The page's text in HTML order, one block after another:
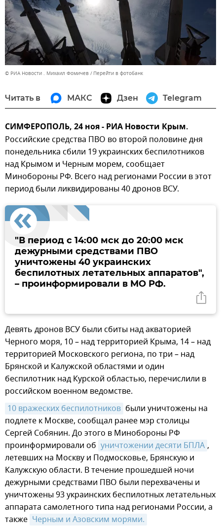
© РИА Новости . Михаил Фомичев Перейти в фотобанк
Читать в МАКС Дзен Telegram
СИМФЕРОПОЛЬ, 24 ноя - РИА Новости Крым.
Российские средства ПВО во второй половине дня
понедельника сбили 19 украинских беспилотников
над Крымом и Черным морем, сообщает
Минобороны РФ. Всего над регионами России в этот
период были ликвидированы 40 дронов ВСУ.
"В период с 14:00 мск до 20:00 мск
дежурными средствами ПВО
уничтожены 40 украинских
беспилотных летательных аппаратов",
– проинформировали в МО РФ.
Девять дронов ВСУ были сбиты над акваторией
Черного моря, 10 – над территорией Крыма, 14 – над
территорией Московского региона, по три – над
Брянской и Калужской областями и один
беспилотник над Курской областью, перечислили в
российском военном ведомстве.
10 вражеских беспилотников были уничтожены на
подлете к Москве, сообщал ранее мэр столицы
Сергей Собянин. До этого в Минобороны РФ
проинформировали об уничтожении десяти БПЛА ,
летевших на Москву и Подмосковье, Брянскую и
Калужскую области. В течение прошедшей ночи
дежурными средствами ПВО были перехвачены и
уничтожены 93 украинских беспилотных летательных
аппарата самолетного типа над регионами России, а
также Черным и Азовским морями.